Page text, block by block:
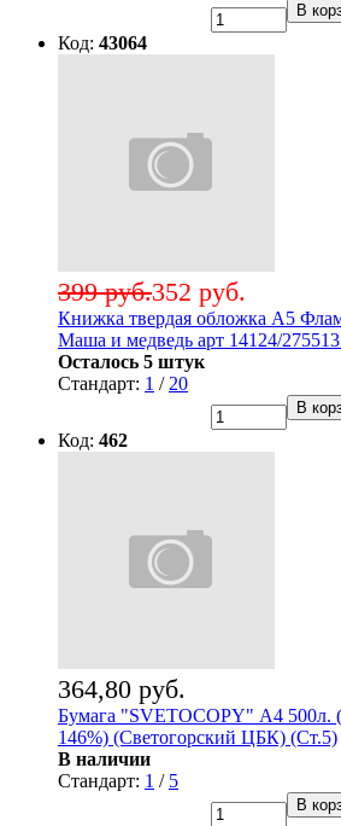
В
Код: 43064
352 руб.
399 руб.
Книжка твердая обложка А5
Маша и медведь арт 14124/
Осталось 5 штук
Стандарт: 1 / 20
В
Код: 462
364,80 руб.
Бумага "SVETOCOPY" А4 500л.
146%) (Светогорский ЦБК) (Ст.5)
В наличии
Стандарт: 1 / 5
В